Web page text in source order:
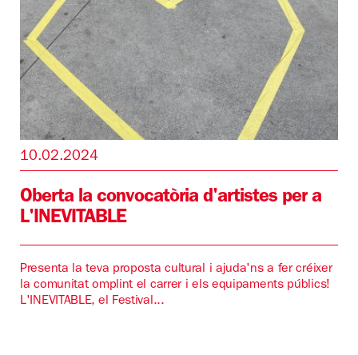
10.02.2024
Oberta la convocatòria d'artistes per a
L'INEVITABLE
Presenta la teva proposta cultural i ajuda'ns a fer créixer
la comunitat omplint el carrer i els equipaments públics!
L'INEVITABLE, el Festival...